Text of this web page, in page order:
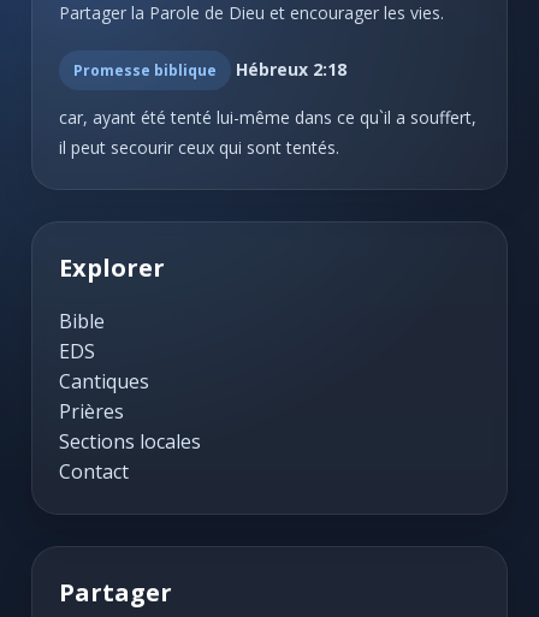
Partager la Parole de Dieu et encourager les vies.
Promesse biblique Hébreux 2:18
car, ayant été tenté lui-même dans ce qu`il a souffert,
il peut secourir ceux qui sont tentés.
Explorer
Bible
EDS
Cantiques
Prières
Sections locales
Contact
Partager